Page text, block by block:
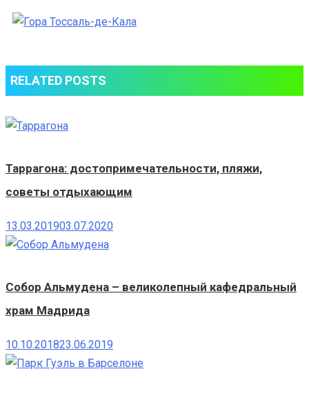
Кала
RELATED POSTS
Таррагона: достопримечательности, пляжи,
советы отдыхающим
13.03.201903.07.2020
Собор Альмудена – великолепный кафедральный
храм Мадрида
10.10.201823.06.2019